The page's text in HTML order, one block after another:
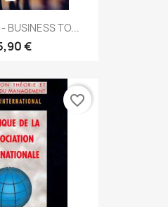
BUSINESS TO...
€
favorite_border